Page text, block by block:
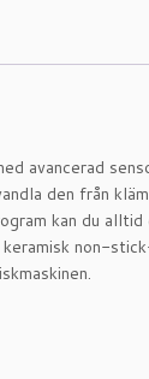
avancerad
den från
kan du
non-